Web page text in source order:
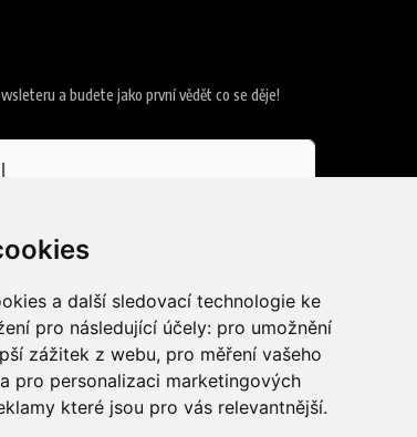
a další sledovací technologie ke
pro následující účely: pro umožnění
zážitek z webu, pro měření vašeho
pro personalizaci marketingových
které jsou pro vás relevantnější.
a budete jako první vědět co se děje!
osobních údajů